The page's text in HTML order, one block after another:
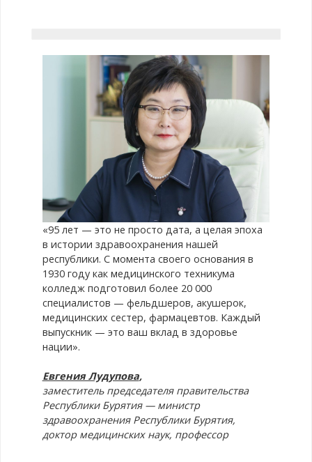
«95 лет — это не просто дата, а целая эпоха
в истории здравоохранения нашей
республики. С момента своего основания в
1930 году как медицинского техникума
колледж подготовил более 20 000
специалистов — фельдшеров, акушерок,
медицинских сестер, фармацевтов. Каждый
выпускник — это ваш вклад в здоровье
нации».
Евгения Лудупова,
заместитель председателя правительства
Республики Бурятия — министр
здравоохранения Республики Бурятия,
доктор медицинских наук, профессор